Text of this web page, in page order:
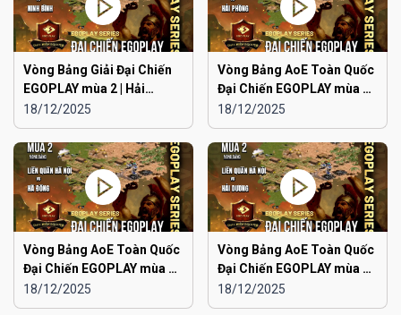
Vòng Bảng Giải Đại Chiến
EGOPLAY mùa 2 | Hải
Phòng vs Ninh Bình
18/12/2025
Vòng Bảng AoE Toàn Quốc
Đại Chiến EGOPLAY mùa 2 |
Japan vs Hải Phòng
18/12/2025
Vòng Bảng AoE Toàn Quốc
Đại Chiến EGOPLAY mùa 2 |
Liên Quân Hà Nội vs Hà
Đông
18/12/2025
Vòng Bảng AoE Toàn Quốc
Đại Chiến EGOPLAY mùa 2 |
Liên Quân Hà Nội vs Hải
Dương
18/12/2025